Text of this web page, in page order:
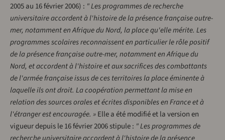
2005 au 16 février 2006) : " Les programmes de recherche
universitaire accordent à l'histoire de la présence française outre-
mer, notamment en Afrique du Nord, la place qu'elle mérite. Les
programmes scolaires reconnaissent en particulier le rôle positif
de la présence française outre-mer, notamment en Afrique du
Nord, et accordent à l'histoire et aux sacrifices des combattants
de l'armée française issus de ces territoires la place éminente à
laquelle ils ont droit. La coopération permettant la mise en
relation des sources orales et écrites disponibles en France et à
l'étranger est encouragée. »Elle a été modifié et la version en
vigueur depuis le 16 février 2006 stipule : " Les programmes de